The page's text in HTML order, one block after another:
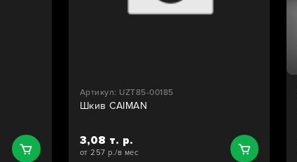
Артикул: UZT85-00185
Шкив CAIMAN
3,08 т. р.
от 257 р./в мес